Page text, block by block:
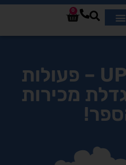
0
UP, UP, UP – פעולות
מכירות